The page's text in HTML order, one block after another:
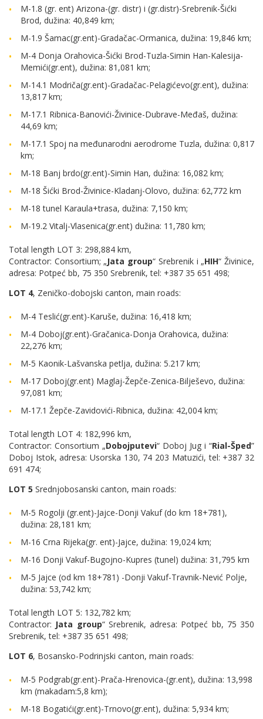
M-1.8 (gr. ent) Arizona-(gr. distr) i (gr.distr)-Srebrenik-Šićki
Brod, dužina: 40,849 km;
M-1.9 Šamac(gr.ent)-Gradačac-Ormanica, dužina: 19,846 km;
M-4 Donja Orahovica-Šićki Brod-Tuzla-Simin Han-Kalesija-
Memići(gr.ent), dužina: 81,081 km;
M-14.1 Modriča(gr.ent)-Gradačac-Pelagićevo(gr.ent), dužina:
13,817 km;
M-17.1 Ribnica-Banovići-Živinice-Dubrave-Međaš, dužina:
44,69 km;
M-17.1 Spoj na međunarodni aerodrome Tuzla, dužina: 0,817
km;
M-18 Banj brdo(gr.ent)-Simin Han, dužina: 16,082 km;
M-18 Šićki Brod-Živinice-Kladanj-Olovo, dužina: 62,772 km
M-18 tunel Karaula+trasa, dužina: 7,150 km;
M-19.2 Vitalj-Vlasenica(gr.ent) dužina: 11,780 km;
Total length LOT 3: 298,884 km,
Contractor: Consortium; „Jata group“ Srebrenik i „HIH“ Živinice,
adresa: Potpeć bb, 75 350 Srebrenik, tel: +387 35 651 498;
LOT 4, Zeničko-dobojski canton, main roads:
M-4 Teslić(gr.ent)-Karuše, dužina: 16,418 km;
M-4 Doboj(gr.ent)-Gračanica-Donja Orahovica, dužina:
22,276 km;
M-5 Kaonik-Lašvanska petlja, dužina: 5.217 km;
M-17 Doboj(gr.ent) Maglaj-Žepče-Zenica-Bilješevo, dužina:
97,081 km;
M-17.1 Žepče-Zavidovići-Ribnica, dužina: 42,004 km;
Total length LOT 4: 182,996 km,
Contractor: Consortium „Dobojputevi“ Doboj Jug i “Rial-Šped”
Doboj Istok, adresa: Usorska 130, 74 203 Matuzići, tel: +387 32
691 474;
LOT 5 Srednjobosanski canton, main roads:
M-5 Rogolji (gr.ent)-Jajce-Donji Vakuf (do km 18+781),
dužina: 28,181 km;
M-16 Crna Rijeka(gr. ent)-Jajce, dužina: 19,024 km;
M-16 Donji Vakuf-Bugojno-Kupres (tunel) dužina: 31,795 km
M-5 Jajce (od km 18+781) -Donji Vakuf-Travnik-Nević Polje,
dužina: 53,742 km;
Total length LOT 5: 132,782 km;
Contractor: Jata group“ Srebrenik, adresa: Potpeć bb, 75 350
Srebrenik, tel: +387 35 651 498;
LOT 6, Bosansko-Podrinjski canton, main roads:
M-5 Podgrab(gr.ent)-Prača-Hrenovica-(gr.ent), dužina: 13,998
km (makadam:5,8 km);
M-18 Bogatići(gr.ent)-Trnovo(gr.ent), dužina: 5,934 km;